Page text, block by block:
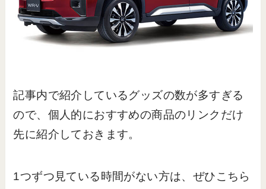
記事内で紹介しているグッズの数が多すぎる
ので、個人的におすすめの商品のリンクだけ
先に紹介しておきます。
1つずつ見ている時間がない方は、ぜひこちら